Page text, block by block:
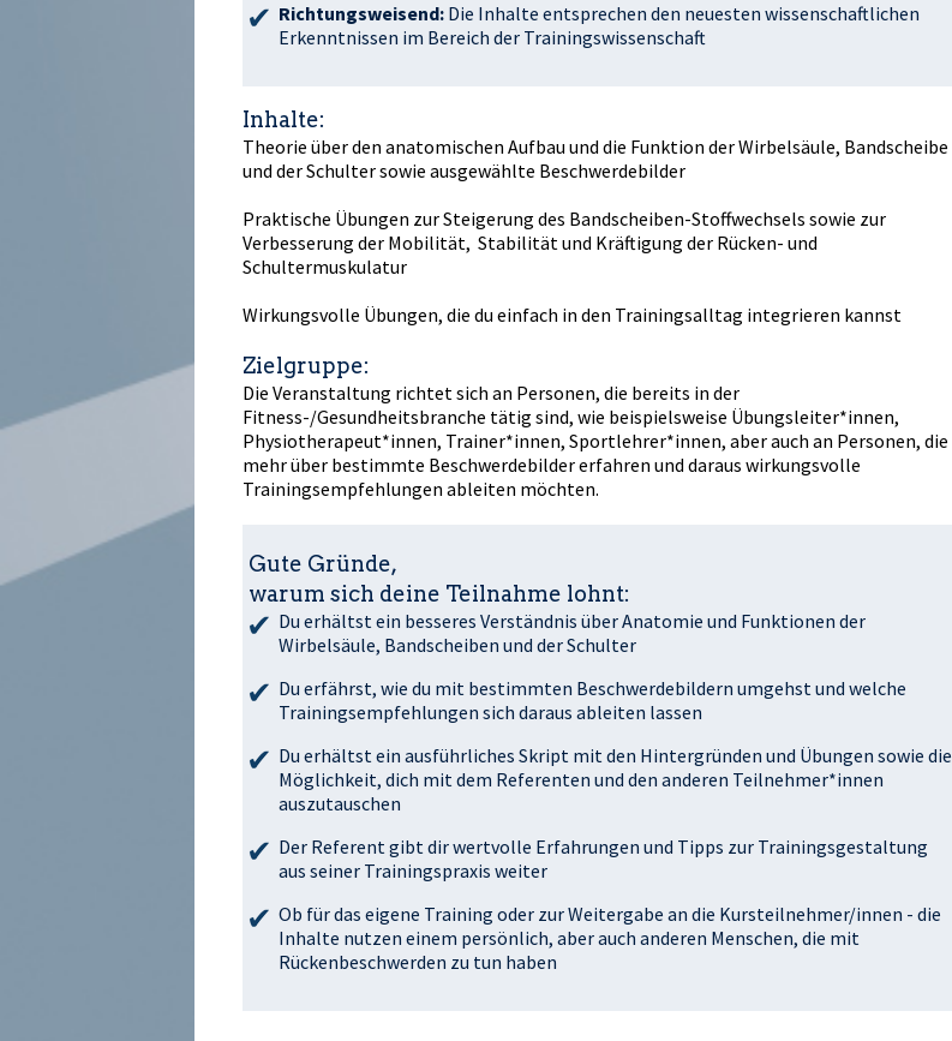
Richtungsweisend: Die Inhalte entsprechen den neuesten wissenschaftlichen
Erkenntnissen im Bereich der Trainingswissenschaft
Inhalte:
Theorie über den anatomischen Aufbau und die Funktion der Wirbelsäule, Bandscheibe
und der Schulter sowie ausgewählte Beschwerdebilder
Praktische Übungen zur Steigerung des Bandscheiben-Stoffwechsels sowie zur
Verbesserung der Mobilität, Stabilität und Kräftigung der Rücken- und
Schultermuskulatur
Wirkungsvolle Übungen, die du einfach in den Trainingsalltag integrieren kannst
Zielgruppe:
Die Veranstaltung richtet sich an Personen, die bereits in der
Fitness-/Gesundheitsbranche tätig sind, wie beispielsweise Übungsleiter*innen,
Physiotherapeut*innen, Trainer*innen, Sportlehrer*innen, aber auch an Personen, die
mehr über bestimmte Beschwerdebilder erfahren und daraus wirkungsvolle
Trainingsempfehlungen ableiten möchten.
Gute Gründe,
warum sich deine Teilnahme lohnt:
Du erhältst ein besseres Verständnis über Anatomie und Funktionen der
Wirbelsäule, Bandscheiben und der Schulter
Du erfährst, wie du mit bestimmten Beschwerdebildern umgehst und welche
Trainingsempfehlungen sich daraus ableiten lassen
Du erhältst ein ausführliches Skript mit den Hintergründen und Übungen sowie die
Möglichkeit, dich mit dem Referenten und den anderen Teilnehmer*innen
auszutauschen
Der Referent gibt dir wertvolle Erfahrungen und Tipps zur Trainingsgestaltung
aus seiner Trainingspraxis weiter
Ob für das eigene Training oder zur Weitergabe an die Kursteilnehmer/innen - die
Inhalte nutzen einem persönlich, aber auch anderen Menschen, die mit
Rückenbeschwerden zu tun haben